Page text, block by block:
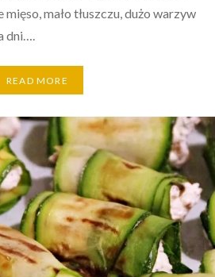
mięso, mało tłuszczu, dużo warzyw
dni….
READ MORE